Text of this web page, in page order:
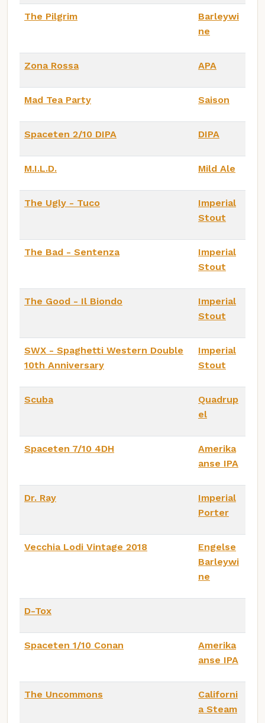
The Pilgrim
Barleywi
ne
Zona Rossa APA
Mad Tea Party Saison
Spaceten 2/10 DIPA DIPA
M.I.L.D. Mild Ale
The Ugly - Tuco
Imperial
Stout
The Bad - Sentenza
Imperial
Stout
The Good - Il Biondo
Imperial
Stout
SWX - Spaghetti Western Double
10th Anniversary
Imperial
Stout
Scuba
Quadrup
el
Spaceten 7/10 4DH
Amerika
anse IPA
Dr. Ray
Imperial
Porter
Vecchia Lodi Vintage 2018
Engelse
Barleywi
ne
D-Tox
Spaceten 1/10 Conan
Amerika
anse IPA
The Uncommons
Californi
a Steam